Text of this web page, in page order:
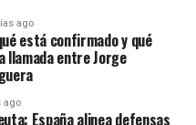
ago
está confirmado y qué
entre Jorge
ago
España alinea defensas